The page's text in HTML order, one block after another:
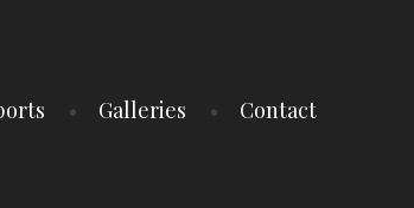
Galleries Contact